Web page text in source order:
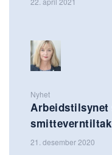
Nyhet
21. desember 2020